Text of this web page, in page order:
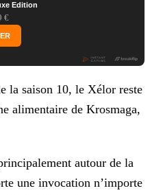
Edition
€
la saison 10, le Xélor reste
alimentaire de Krosmaga,
autour de la
une invocation n’importe